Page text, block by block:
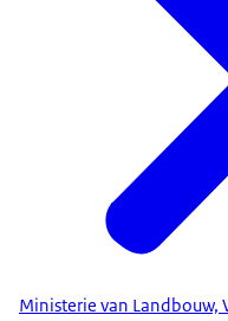
Ministerie van Landbouw,